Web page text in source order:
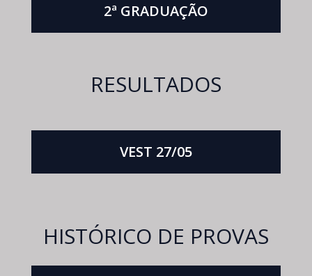
2ª GRADUAÇÃO
RESULTADOS
VEST 27/05
HISTÓRICO DE PROVAS